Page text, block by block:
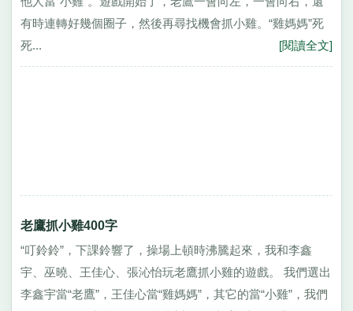
有時連轉好幾個圈子，然後再尋找機會抓小雞。“雞媽媽”死
死...
[閱讀全文]
老鷹抓小雞400字
“叮鈴鈴”，下課鈴響了，操場上頓時沸騰起來，我和李鑫
宇、巫曉、王佳心、張沁怡玩老鷹抓小雞的遊戲。 我們選出
李鑫宇當“老鷹”，王佳心當“雞媽媽”，其它的當“小雞”，我們